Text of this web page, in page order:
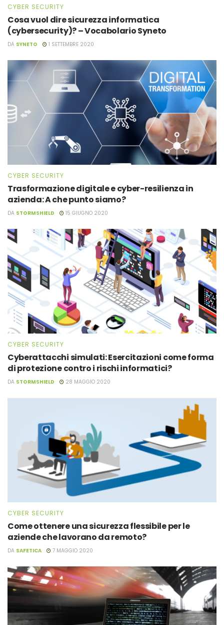
CYBER SECURITY
Cosa vuol dire sicurezza informatica
(cybersecurity)? – Vocabolario Syneto
DA SYNETO 1 SETTEMBRE 2020
CYBER SECURITY
Trasformazione digitale e cyber-resilienza in
azienda: A che punto siamo?
DA STORMSHIELD 15 GIUGNO 2020
CYBER SECURITY
Cyberattacchi simulati: Esercitazioni come forma
di protezione contro i rischi informatici?
DA STORMSHIELD 28 MAGGIO 2020
CYBER SECURITY
Come ottenere una sicurezza flessibile per le
aziende che lavorano da remoto?
DA SAFETICA 7 MAGGIO 2020